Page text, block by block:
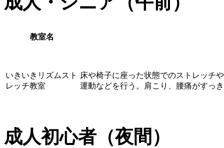
教室名
いきいきリズムスト
レッチ教室
床や椅子に座った状態でのストレッチ
運動などを行う。肩こり、腰痛がすっ
成人初心者（夜間）